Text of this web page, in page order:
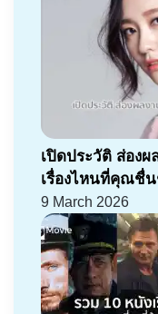
เปิดประวัติ ส่อง
เรื่องไหนที่คุณชื่
9 March 2026